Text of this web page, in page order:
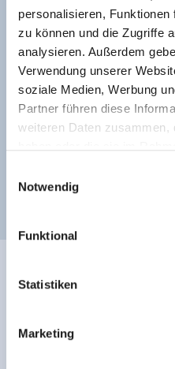
personalisieren,
zu können und die Zugriffe
analysieren. Außerdem
Verwendung unserer
soziale Medien, Werbung
Partner führen diese
weiteren Daten zusammen,
Rohr 23// A-6280 Zell am
www.zillertalarena.com
Notwendig
Funktional
Statistiken
Marketing